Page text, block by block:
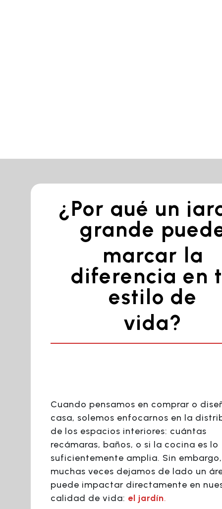
¿Por qué un
grande
marcar la
diferencia en
estilo de
vida?
Cuando pensamos en comprar o
casa, solemos enfocarnos en la
de los espacios interiores: cuántas
recámaras, baños, o si la cocina es lo
suficientemente amplia. Sin embargo,
muchas veces dejamos de lado un
puede impactar directamente en
calidad de vida: el jardín.